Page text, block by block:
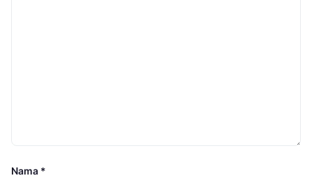
Nama *